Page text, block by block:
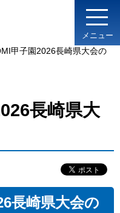
メニュー
甲子園2026長崎県大会の
長崎県大
長崎県大会の